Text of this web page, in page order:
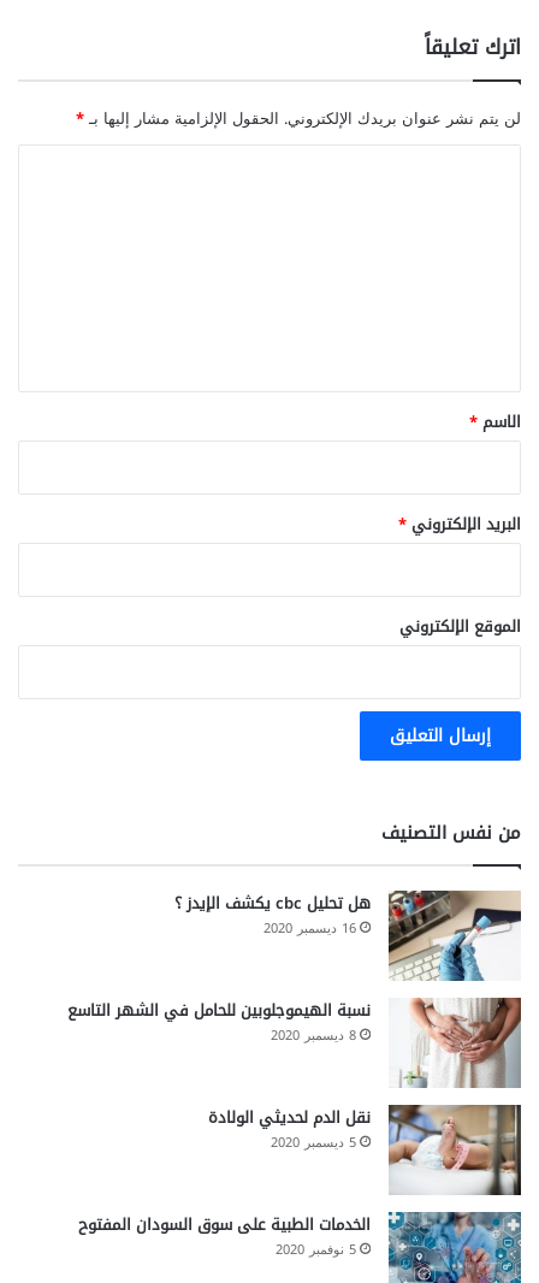
اترك تعليقاً
لن يتم نشر عنوان بريدك الإلكتروني. الحقول الإلزامية مشار إليها بـ*
*
الاسم*
البريد الإلكتروني*
الموقع الإلكتروني
من نفس التصنيف
هل تحليل cbc يكشف الإيدز ؟
16 ديسمبر 2020
نسبة الهيموجلوبين للحامل في الشهر التاسع
8 ديسمبر 2020
نقل الدم لحديثي الولادة
5 ديسمبر 2020
الخدمات الطبية على سوق السودان المفتوح
5 نوفمبر 2020